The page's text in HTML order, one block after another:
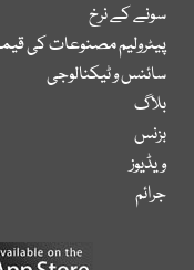
سونے کے نرخ
پیٹرولیم مصنوعات کی
سائنس و ٹیکنالوجی
بلاگ
بزنس
ویڈیوز
جرائم